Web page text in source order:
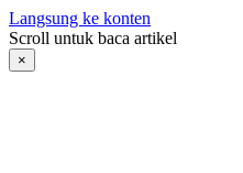
Langsung ke konten
Scroll untuk baca artikel
×